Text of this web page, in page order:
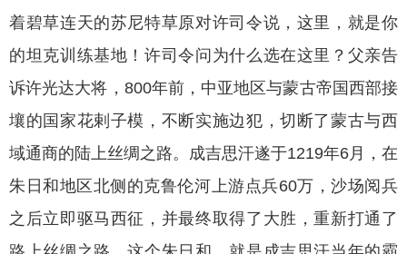
着碧草连天的苏尼特草原对许司令说，这里，就是你
的坦克训练基地！许司令问为什么选在这里？父亲告
诉许光达大将， 800年前，中亚地区与蒙古帝国西部接
壤的国家花剌子模，不断实施边犯，切断了蒙古与西
域通商的陆上丝绸之路。成吉思汗遂于1219年6月，在
朱日和地区北侧的克鲁伦河上游点兵60万，沙场阅兵
之后立即驱马西征，并最终取得了大胜，重新打通了